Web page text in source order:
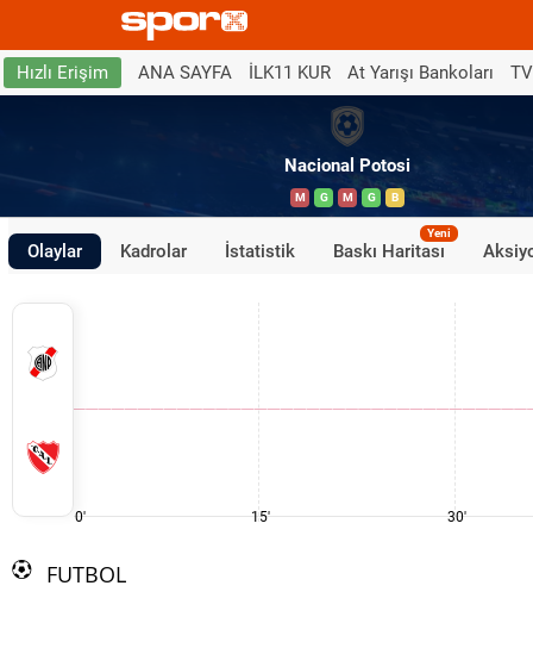
Hızlı Erişim ANA SAYFA İLK11 KUR At Yarışı Bankoları
Nacional Potosi
M G M G B
Olaylar Kadrolar İstatistik Baskı Haritası
Yeni
0' 15' 30'
FUTBOL